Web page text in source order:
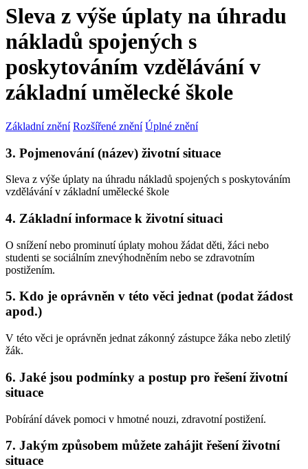
Sleva z výše úplaty na úhradu
nákladů spojených s
poskytováním vzdělávání v
základní umělecké škole
Základní znění Rozšířené znění Úplné znění
3. Pojmenování (název) životní situace
Sleva z výše úplaty na úhradu nákladů spojených s poskytováním
vzdělávání v základní umělecké škole
4. Základní informace k životní situaci
O snížení nebo prominutí úplaty mohou žádat děti, žáci nebo
studenti se sociálním znevýhodněním nebo se zdravotním
postižením.
5. Kdo je oprávněn v této věci jednat (podat žádost
apod.)
V této věci je oprávněn jednat zákonný zástupce žáka nebo zletilý
žák.
6. Jaké jsou podmínky a postup pro řešení životní
situace
Pobírání dávek pomoci v hmotné nouzi, zdravotní postižení.
7. Jakým způsobem můžete zahájit řešení životní
situace